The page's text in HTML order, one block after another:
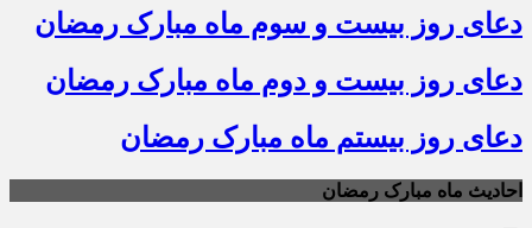
دعای روز بیست و سوم ماه مبارک رمضان
دعای روز بیست و دوم ماه مبارک رمضان
دعای روز بیستم ماه مبارک رمضان
احادیث ماه مبارک رمضان